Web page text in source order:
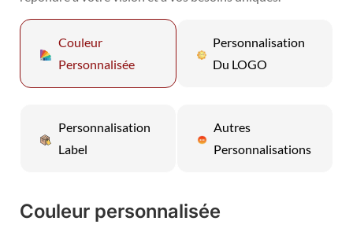
Couleur
Personnalisée
Personnalisation
Du LOGO
Personnalisation
Label
Autres
Personnalisations
Couleur personnalisée